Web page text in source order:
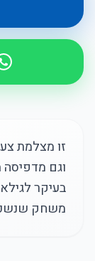
זו מצלמת
וגם מדפיסה
משחק